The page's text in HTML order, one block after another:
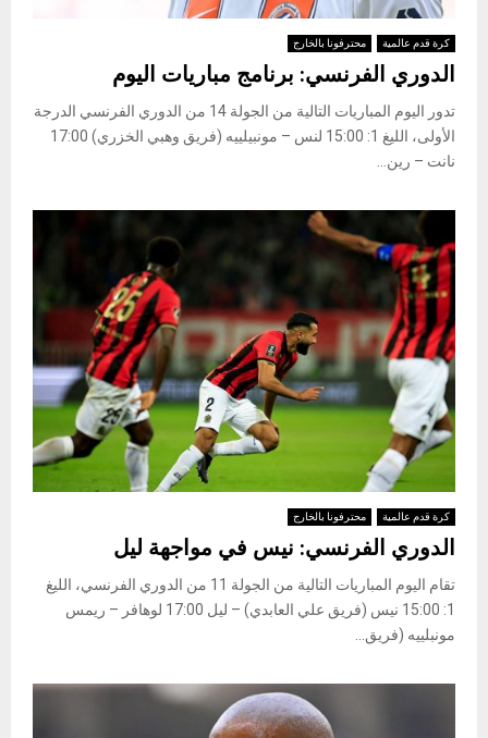
كرة قدم عالمية محترفونا بالخارج
الدوري الفرنسي: برنامج مباريات اليوم
تدور اليوم المباريات التالية من الجولة 14 من الدوري الفرنسي الدرجة
الأولى، الليغ 1: 15:00 لنس – مونبيلييه (فريق وهبي الخزري) 17:00
نانت – رين...
كرة قدم عالمية محترفونا بالخارج
الدوري الفرنسي: نيس في مواجهة ليل
تقام اليوم المباريات التالية من الجولة 11 من الدوري الفرنسي، الليغ
1: 15:00 نيس (فريق علي العابدي) – ليل 17:00 لوهافر – ريمس
مونبلييه (فريق...